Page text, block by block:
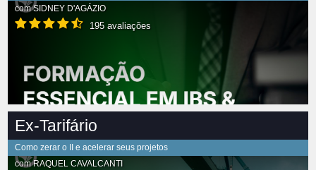
comSIDNEY D'AGÁZIO
195 avaliações
Ex-Tarifário
Como zerar o II e acelerar seus projetos
comRAQUEL CAVALCANTI